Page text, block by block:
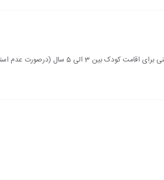
اقامت کودک زیر 3 سال (درصورت عدم استفاده از